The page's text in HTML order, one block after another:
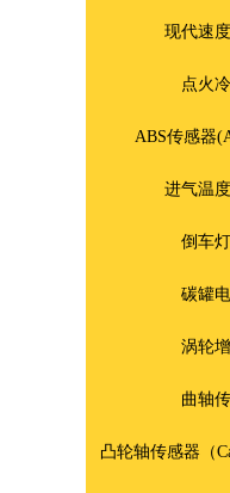
现代速
点火
ABS传感器
进气温
倒车
碳罐
涡轮
曲轴
凸轮轴传感器（